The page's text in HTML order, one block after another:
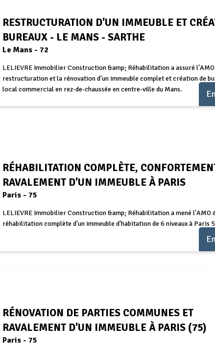
RESTRUCTURATION D'UN IMMEUBLE ET
BUREAUX - LE MANS - SARTHE
Le Mans - 72
LELIEVRE Immobilier Construction &amp; Réhabilitation a assuré
restructuration et la rénovation d'un immeuble complet et création de
local commercial en rez-de-chaussée en centre-ville du Mans.
RÉHABILITATION COMPLÈTE,
RAVALEMENT D'UN IMMEUBLE À PARIS
Paris - 75
LELIEVRE Immobilier Construction &amp; Réhabilitation a mené l'AMO
réhabilitation complète d'un immeuble d'habitation de 6 niveaux à Paris
RÉNOVATION DE PARTIES COMMUNES ET
RAVALEMENT D'UN IMMEUBLE À PARIS (75)
Paris - 75